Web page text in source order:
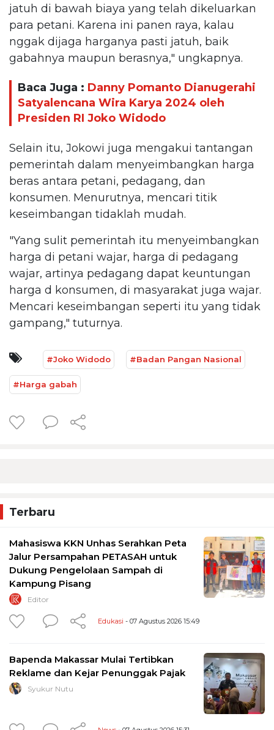
jatuh di bawah biaya yang telah dikeluarkan
para petani. Karena ini panen raya, kalau
nggak dijaga harganya pasti jatuh, baik
gabahnya maupun berasnya," ungkapnya.
Baca Juga : Danny Pomanto Dianugerahi
Satyalencana Wira Karya 2024 oleh
Presiden RI Joko Widodo
Selain itu, Jokowi juga mengakui tantangan
pemerintah dalam menyeimbangkan harga
beras antara petani, pedagang, dan
konsumen. Menurutnya, mencari titik
keseimbangan tidaklah mudah.
"Yang sulit pemerintah itu menyeimbangkan
harga di petani wajar, harga di pedagang
wajar, artinya pedagang dapat keuntungan
harga d konsumen, di masyarakat juga wajar.
Mencari keseimbangan seperti itu yang tidak
gampang," tuturnya.
#Joko Widodo #Badan Pangan Nasional
#Harga gabah
Terbaru
Mahasiswa KKN Unhas Serahkan Peta
Jalur Persampahan PETASAH untuk
Dukung Pengelolaan Sampah di
Kampung Pisang
Editor
Edukasi - 07 Agustus 2026 15:49
Bapenda Makassar Mulai Tertibkan
Reklame dan Kejar Penunggak Pajak
Syukur Nutu